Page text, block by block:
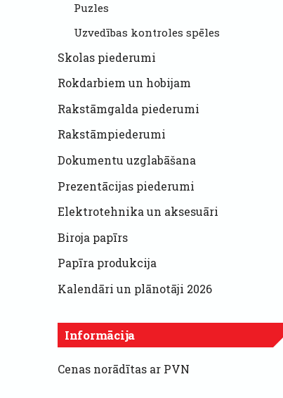
Puzles
Uzvedības kontroles spēles
Skolas piederumi
Rokdarbiem un hobijam
Rakstāmgalda piederumi
Rakstāmpiederumi
Dokumentu uzglabāšana
Prezentācijas piederumi
Elektrotehnika un aksesuāri
Biroja papīrs
Papīra produkcija
Kalendāri un plānotāji 2026
Informācija
Cenas norādītas ar PVN